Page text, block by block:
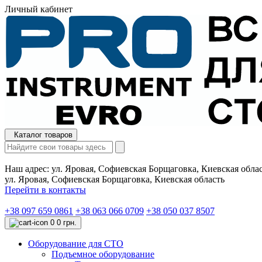
Личный кабинет
Каталог товаров
Наш адрес: ул. Яровая, Софиевская Борщаговка, Киевская
ул. Яровая, Софиевская Борщаговка, Киевская область
Перейти в контакты
+38 097 659 0861 +38 063 066 0709 +38 050 037 8507
0 0 грн.
Оборудование для СТО
Подъемное оборудование